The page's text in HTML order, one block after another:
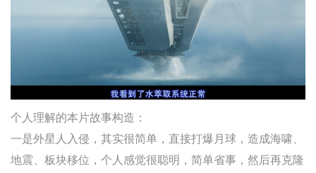
个人理解的本片故事构造：
一是外星人入侵，其实很简单，直接打爆月球，造成海啸、
地震、板块移位，个人感觉很聪明，简单省事，然后再克隆